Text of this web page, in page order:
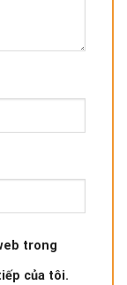
trong
của tôi.